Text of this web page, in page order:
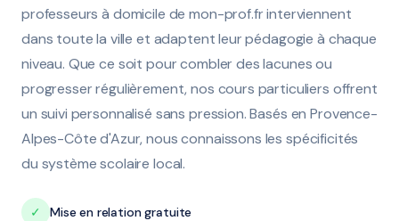
professeurs à domicile de mon-prof.fr interviennent
dans toute la ville et adaptent leur pédagogie à chaque
niveau. Que ce soit pour combler des lacunes ou
progresser régulièrement, nos cours particuliers offrent
un suivi personnalisé sans pression. Basés en Provence-
Alpes-Côte d'Azur, nous connaissons les spécificités
du système scolaire local.
✓
Mise en relation gratuite